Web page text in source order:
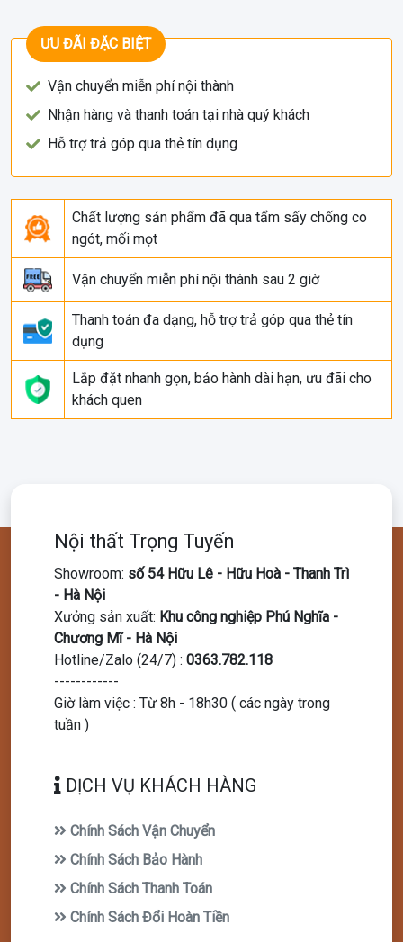
ƯU ĐÃI ĐẶC BIỆT
Vận chuyển miễn phí nội thành
Nhận hàng và thanh toán tại nhà quý khách
Hỗ trợ trả góp qua thẻ tín dụng
Chất lượng sản phẩm đã qua tẩm sấy chống co
ngót, mối mọt
Vận chuyển miễn phí nội thành sau 2 giờ
Thanh toán đa dạng, hỗ trợ trả góp qua thẻ tín
dụng
Lắp đặt nhanh gọn, bảo hành dài hạn, ưu đãi cho
khách quen
Nội thất Trọng Tuyến
Showroom: số 54 Hữu Lê - Hữu Hoà - Thanh Trì
- Hà Nội
Xưởng sản xuất: Khu công nghiệp Phú Nghĩa -
Chương Mĩ - Hà Nội
Hotline/Zalo (24/7) : 0363.782.118
------------
Giờ làm việc : Từ 8h - 18h30 ( các ngày trong
tuần )
DỊCH VỤ KHÁCH HÀNG
Chính Sách Vận Chuyển
Chính Sách Bảo Hành
Chính Sách Thanh Toán
Chính Sách Đổi Hoàn Tiền